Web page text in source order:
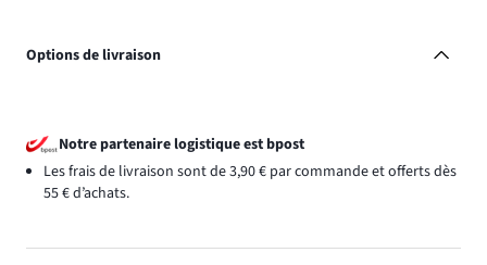
Options de livraison
Notre partenaire logistique est bpost
Les frais de livraison sont de 3,90 € par commande et offerts dès
55 € d’achats.